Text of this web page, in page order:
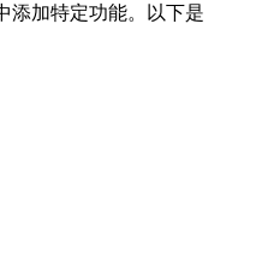
添加特定功能。以下是